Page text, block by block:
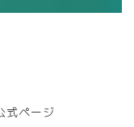
式ページ